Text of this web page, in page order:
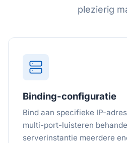
plezierig
Binding-configuratie
Bind aan specifieke IP-
multi-port-luisteren
serverinstantie meerdere